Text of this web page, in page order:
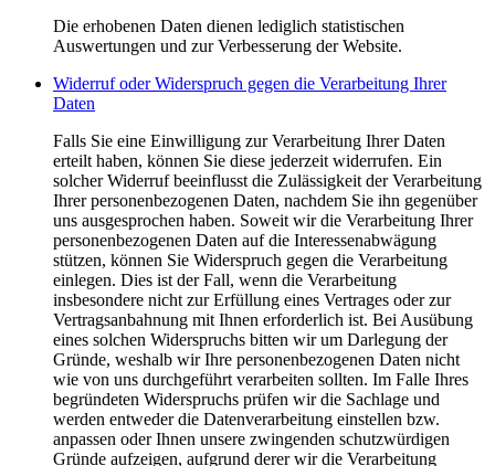
Die erhobenen Daten dienen lediglich statistischen
Auswertungen und zur Verbesserung der Website.
Widerruf oder Widerspruch gegen die Verarbeitung Ihrer
Daten
Falls Sie eine Einwilligung zur Verarbeitung Ihrer Daten
erteilt haben, können Sie diese jederzeit widerrufen. Ein
solcher Widerruf beeinflusst die Zulässigkeit der Verarbeitung
Ihrer personenbezogenen Daten, nachdem Sie ihn gegenüber
uns ausgesprochen haben. Soweit wir die Verarbeitung Ihrer
personenbezogenen Daten auf die Interessenabwägung
stützen, können Sie Widerspruch gegen die Verarbeitung
einlegen. Dies ist der Fall, wenn die Verarbeitung
insbesondere nicht zur Erfüllung eines Vertrages oder zur
Vertragsanbahnung mit Ihnen erforderlich ist. Bei Ausübung
eines solchen Widerspruchs bitten wir um Darlegung der
Gründe, weshalb wir Ihre personenbezogenen Daten nicht
wie von uns durchgeführt verarbeiten sollten. Im Falle Ihres
begründeten Widerspruchs prüfen wir die Sachlage und
werden entweder die Datenverarbeitung einstellen bzw.
anpassen oder Ihnen unsere zwingenden schutzwürdigen
Gründe aufzeigen, aufgrund derer wir die Verarbeitung